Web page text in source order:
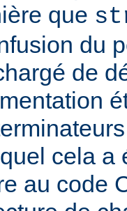
que
du
de
cela a
au code